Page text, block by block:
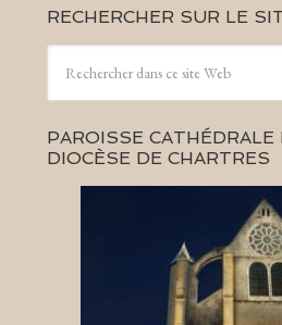
RECHERCHER SUR LE
PAROISSE
DIOCÈSE DE CHARTRES